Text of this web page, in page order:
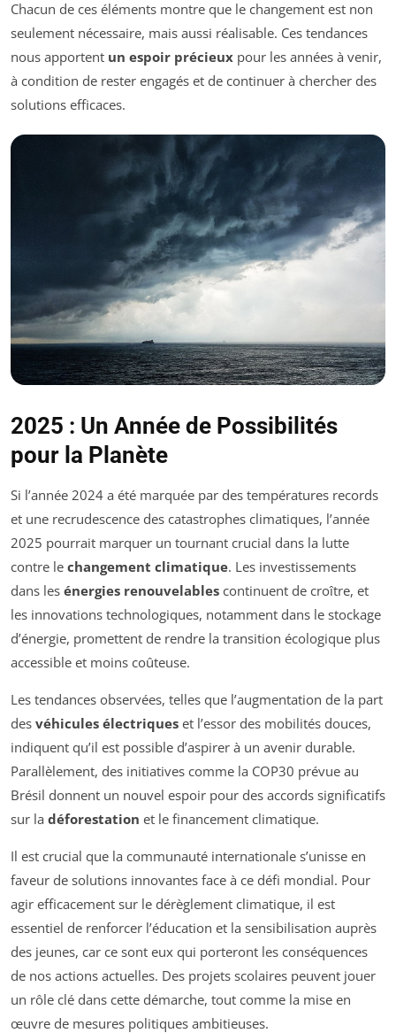
Chacun de ces éléments montre que le changement est non
seulement nécessaire, mais aussi réalisable. Ces tendances
nous apportent un espoir précieux pour les années à venir,
à condition de rester engagés et de continuer à chercher des
solutions efficaces.
2025 : Un Année de Possibilités
pour la Planète
Si l’année 2024 a été marquée par des températures records
et une recrudescence des catastrophes climatiques, l’année
2025 pourrait marquer un tournant crucial dans la lutte
contre le changement climatique. Les investissements
dans les énergies renouvelables continuent de croître, et
les innovations technologiques, notamment dans le stockage
d’énergie, promettent de rendre la transition écologique plus
accessible et moins coûteuse.
Les tendances observées, telles que l’augmentation de la part
des véhicules électriques et l’essor des mobilités douces,
indiquent qu’il est possible d’aspirer à un avenir durable.
Parallèlement, des initiatives comme la COP30 prévue au
Brésil donnent un nouvel espoir pour des accords significatifs
sur la déforestation et le financement climatique.
Il est crucial que la communauté internationale s’unisse en
faveur de solutions innovantes face à ce défi mondial. Pour
agir efficacement sur le dérèglement climatique, il est
essentiel de renforcer l’éducation et la sensibilisation auprès
des jeunes, car ce sont eux qui porteront les conséquences
de nos actions actuelles. Des projets scolaires peuvent jouer
un rôle clé dans cette démarche, tout comme la mise en
œuvre de mesures politiques ambitieuses.